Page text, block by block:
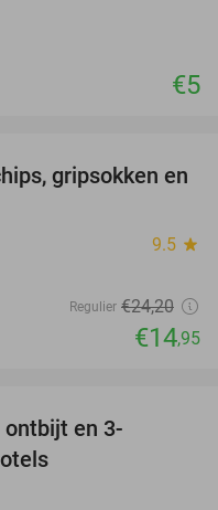
€5
38%
gripsokken en
9.5 star
Regulier €24,20
€14,95
ontbijt en 3-